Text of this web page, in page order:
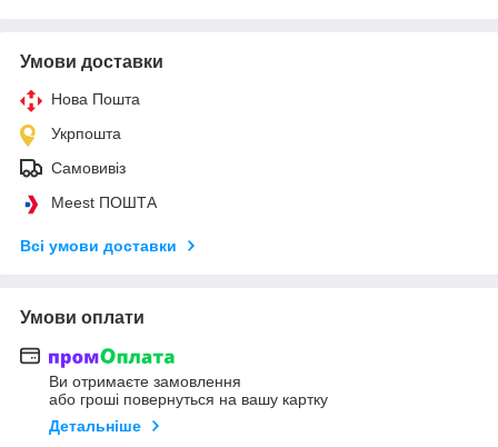
Умови доставки
Нова Пошта
Укрпошта
Самовивіз
Meest ПОШТА
Всі умови доставки
Умови оплати
Ви отримаєте замовлення
або гроші повернуться на вашу картку
Детальніше